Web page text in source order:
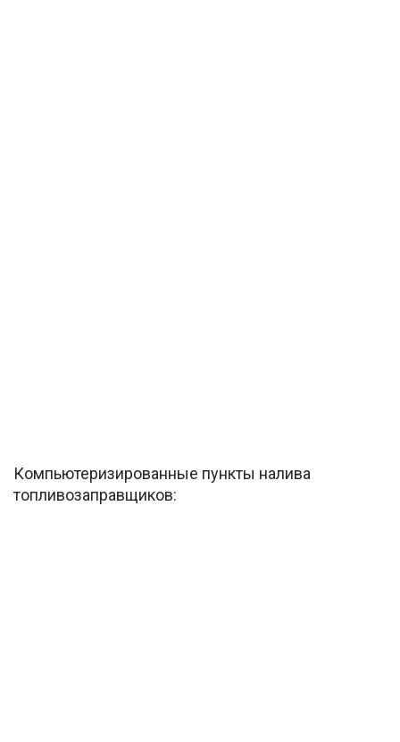
Компьютеризированные пункты налива
топливозаправщиков: